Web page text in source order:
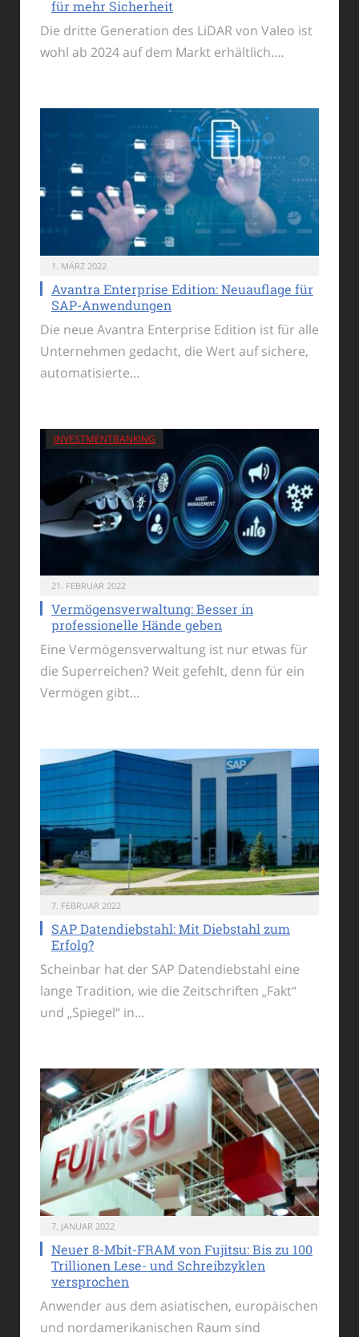
für mehr Sicherheit
Die dritte Generation des LiDAR von Valeo ist
wohl ab 2024 auf dem Markt erhältlich.…
1. MÄRZ 2022
Avantra Enterprise Edition: Neuauflage für
SAP-Anwendungen
Die neue Avantra Enterprise Edition ist für alle
Unternehmen gedacht, die Wert auf sichere,
automatisierte…
INVESTMENTBANKING
21. FEBRUAR 2022
Vermögensverwaltung: Besser in
professionelle Hände geben
Eine Vermögensverwaltung ist nur etwas für
die Superreichen? Weit gefehlt, denn für ein
Vermögen gibt…
7. FEBRUAR 2022
SAP Datendiebstahl: Mit Diebstahl zum
Erfolg?
Scheinbar hat der SAP Datendiebstahl eine
lange Tradition, wie die Zeitschriften „Fakt“
und „Spiegel“ in…
7. JANUAR 2022
Neuer 8-Mbit-FRAM von Fujitsu: Bis zu 100
Trillionen Lese- und Schreibzyklen
versprochen
Anwender aus dem asiatischen, europäischen
und nordamerikanischen Raum sind